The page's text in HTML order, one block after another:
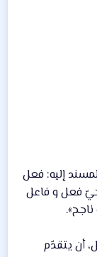
إليه: فعل
فعل و فاعل
أن يتقدّم